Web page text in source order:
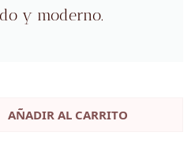
y moderno.
AÑADIR AL CARRITO